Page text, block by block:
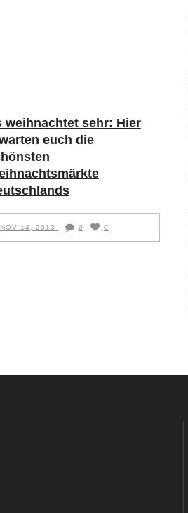
weihnachtet sehr: Hier
euch die
NOV 14, 2013 0 0